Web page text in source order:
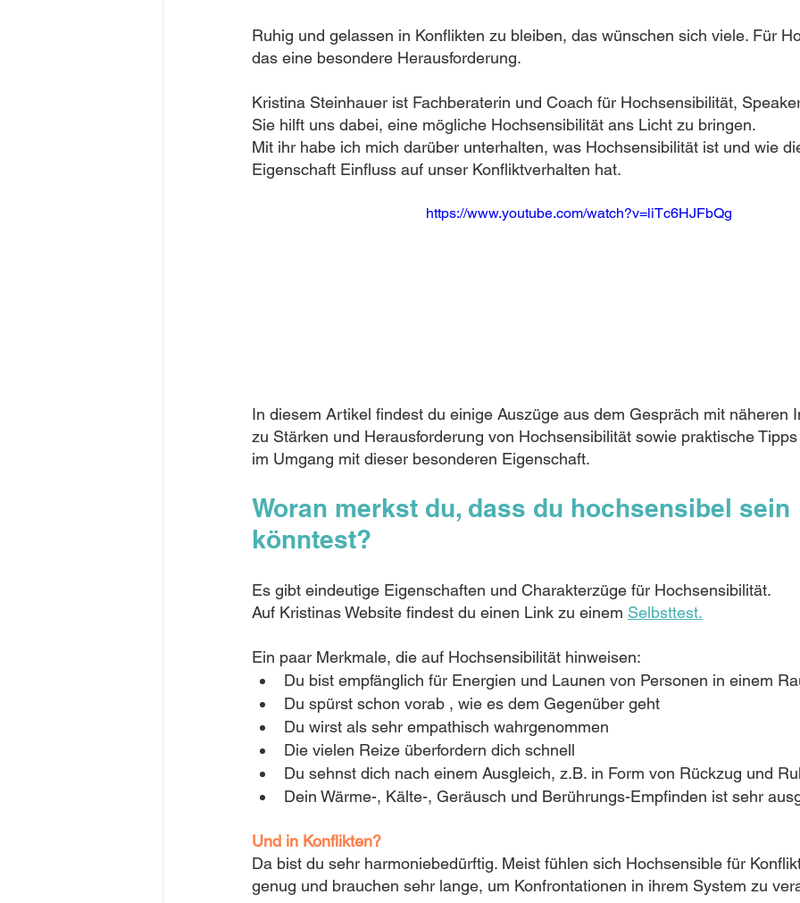
Ruhig und gelassen in Konflikten zu bleiben, das wünschen sich viele. Für
das eine besondere Herausforderung.
Kristina Steinhauer ist Fachberaterin und Coach für Hochsensibilität,
Sie hilft uns dabei, eine mögliche Hochsensibilität ans Licht zu bringen.
Mit ihr habe ich mich darüber unterhalten, was Hochsensibilität ist und wie
Eigenschaft Einfluss auf unser Konfliktverhalten hat.
https://www.youtube.com/watch?v=liTc6HJFbQg
In diesem Artikel findest du einige Auszüge aus dem Gespräch mit näheren
zu Stärken und Herausforderung von Hochsensibilität sowie praktische
im Umgang mit dieser besonderen Eigenschaft.
Woran merkst du, dass du hochsensibel sein
könntest?
Es gibt eindeutige Eigenschaften und Charakterzüge für Hochsensibilität.
Auf Kristinas Website findest du einen Link zu einem Selbsttest.
Ein paar Merkmale, die auf Hochsensibilität hinweisen:
Du bist empfänglich für Energien und Launen von Personen in einem
Du spürst schon vorab , wie es dem Gegenüber geht
Du wirst als sehr empathisch wahrgenommen
Die vielen Reize überfordern dich schnell
Du sehnst dich nach einem Ausgleich, z.B. in Form von Rückzug und
Dein Wärme-, Kälte-, Geräusch und Berührungs-Empfinden ist sehr
Und in Konflikten?
Da bist du sehr harmoniebedürftig. Meist fühlen sich Hochsensible für
genug und brauchen sehr lange, um Konfrontationen in ihrem System zu